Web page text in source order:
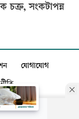
চক্র, সংকটাপন্ন
যোগাযোগ